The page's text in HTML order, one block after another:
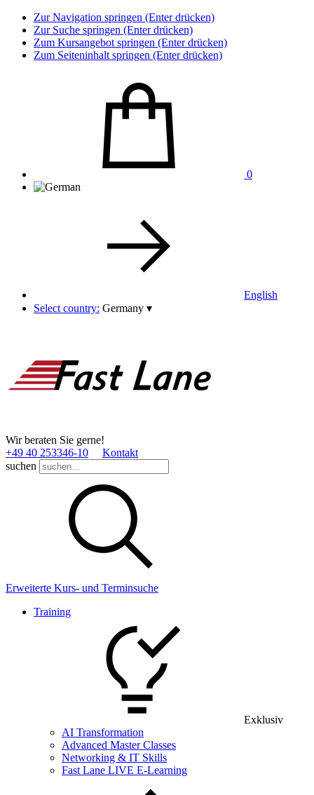
Zur Navigation springen (Enter drücken)
Zur Suche springen (Enter drücken)
Zum Kursangebot springen (Enter drücken)
Zum Seiteninhalt springen (Enter drücken)
0
English
Select country: Germany ▾
Wir beraten Sie gerne!
+49 40 253346­-10
Kontakt
suchen
Erweiterte Kurs- und Terminsuche
Training
Exklusiv
AI Transformation
Advanced Master Classes
Networking & IT Skills
Fast Lane LIVE E-Learning